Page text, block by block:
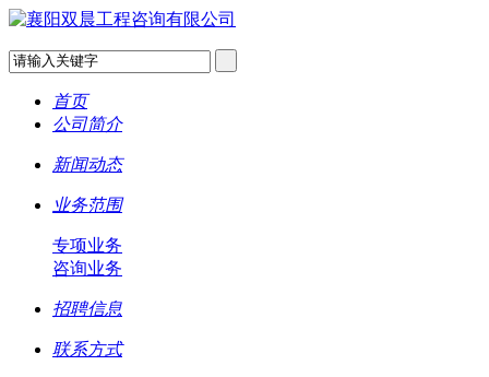
首页
公司简介
新闻动态
业务范围
专项业务
咨询业务
招聘信息
联系方式